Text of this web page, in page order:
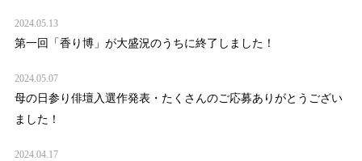
2024.05.13
第一回「香り博」が大盛況のうちに終了しました！
2024.05.07
母の日参り俳壇入選作発表・たくさんのご応募ありがとうござい
ました！
2024.04.17